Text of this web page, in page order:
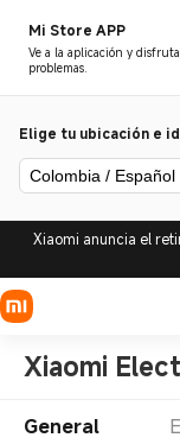
Mi Store APP
Ve a la aplicación y
problemas.
Elige tu ubicación e
Colombia / Español
Xiaomi anuncia el
Xiaomi
General